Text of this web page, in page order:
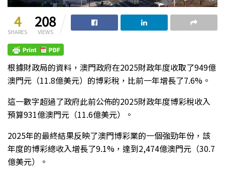
4
SHARES
208
VIEWS
根據財政局的資料，澳門政府在2025財政年度收取了949億
澳門元（11.8億美元）的博彩稅，比前一年增長了7.6%。
這一數字超過了政府此前公佈的2025財政年度博彩稅收入
預算931億澳門元（11.6億美元）。
2025年的最終結果反映了澳門博彩業的一個強勁年份，該
年度的博彩總收入增長了9.1%，達到2,474億澳門元（30.7
億美元）。